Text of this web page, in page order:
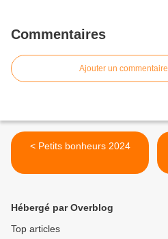
Commentaires
Ajouter un commentaire
< Petits bonheurs 2024
Hébergé par Overblog
Top articles